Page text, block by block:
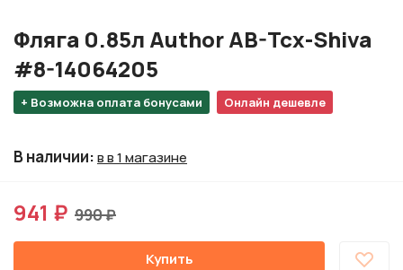
+ Возможна оплата бонусами Онлайн дешевле
Фляга 0.85л Author AB-Tcx-Shiva
#8-14064205
В наличии:в в 1 магазине
941 ₽ 990 ₽
Купить